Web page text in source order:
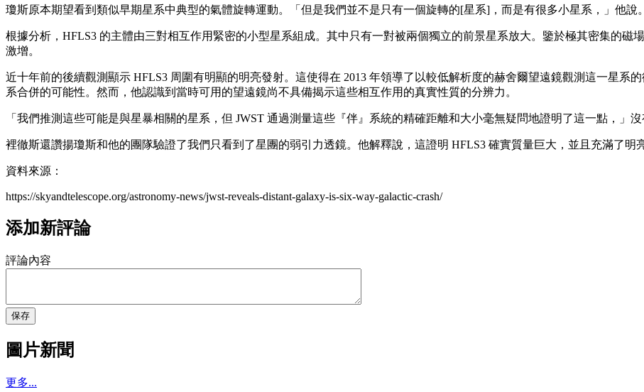
瓊斯原本期望看到類似早期星系中典型的氣體旋轉運動。「但是我們並不是只有一個旋轉的[星系]，而是有很多小星系，」他說。
根據分析，HFLS3 的主體由三對相互作用緊密的小型星系組成。其中只有一對被兩個獨立的前景星系放大。鑒於極其密集的磁
激增。
近十年前的後續觀測顯示 HFLS3 周圍有明顯的明亮發射。這使得在 2013 年領導了以較低解析度的赫舍爾望遠鏡觀測這一星系
系合併的可能性。然而，他認識到當時可用的望遠鏡尚不具備揭示這些相互作用的真實性質的分辨力。
「我們推測這些可能是與星暴相關的星系，但 JWST 通過測量這些『伴』系統的精確距離和大小毫無疑問地證明了這一點，」
裡徹斯還讚揚瓊斯和他的團隊驗證了我們只看到了星團的弱引力透鏡。他解釋說，這證明 HFLS3 確實質量巨大，並且充滿了明
資料來源：
https://skyandtelescope.org/astronomy-news/jwst-reveals-distant-galaxy-is-six-way-galactic-crash/
添加新評論
評論內容
保存
圖片新聞
更多...